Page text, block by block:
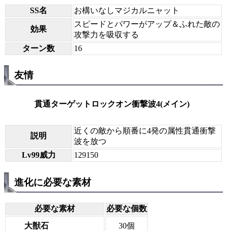
SS名 お構いなしマジカルニャット
効果
スピードとパワーがアップ＆ふれた敵の
攻撃力を吸収する
ターン数
16
友情
貫通ターゲットロックオン衝撃波4(メイン)
説明
近くの敵から順番に4発の属性貫通衝撃
波を放つ
Lv99威力
129150
進化に必要な素材
必要な素材
必要な個数
大獣石
30個